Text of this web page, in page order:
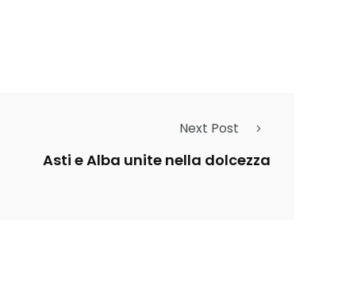
Next Post
Asti e Alba unite nella dolcezza